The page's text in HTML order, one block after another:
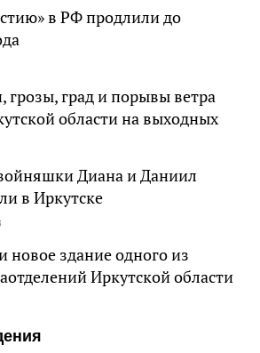
в РФ продлили до
град и порывы ветра
области на выходных
Диана и Даниил
в Иркутске
новое здание одного из
Иркутской области